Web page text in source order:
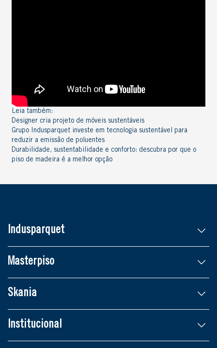
Leia também:
Designer cria projeto de móveis sustentáveis
Grupo Indusparquet investe em tecnologia sustentável para
reduzir a emissão de poluentes
Durabilidade, sustentabilidade e conforto: descubra por que o
piso de madeira é a melhor opção
Indusparquet
Masterpiso
Skania
Institucional